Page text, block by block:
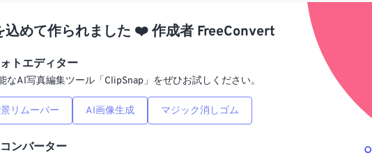
プリセットから
プリセットとして
込めて作られました ❤️作成者 FreeConvert
トエディター
なAI写真編集ツール「ClipSnap」をぜひお試しください。
リムーバー AI画像生成 マジック消しゴム
ンバーター